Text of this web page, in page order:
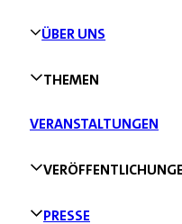
ÜBER UNS
THEMEN
VERANSTALTUNGEN
PRESSE